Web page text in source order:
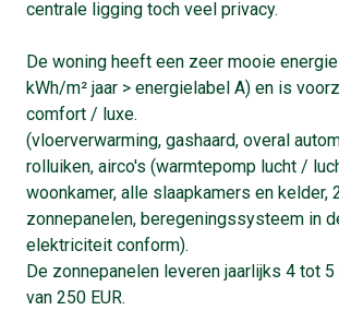
centrale ligging toch veel privacy.
De woning heeft een zeer mooie
kWh/m² jaar > energielabel A) en is
comfort / luxe.
(vloerverwarming, gashaard, overal
rolluiken, airco's (warmtepomp lucht /
woonkamer, alle slaapkamers en kelder,
zonnepanelen, beregeningssysteem in
elektriciteit conform).
De zonnepanelen leveren jaarlijks 4 tot
van 250 EUR.